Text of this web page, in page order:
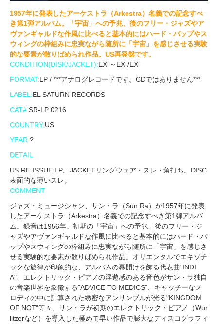
1957年に発表したアーケストラ（Arkestra）名義での記念すべ
き第1弾アルバム。「宇宙」への予兆、後のフリー・ジャズやア
ヴァンギャルドな作風に比べると基本的にはハード・バップやス
ウィングの枠組みに忠実ながら随所に「宇宙」を感じさせる実験
的な要素が散りばめられ作品。US再発盤です。
CONDITION(DISK/JACKET):EX-～EX-/EX-
FORMAT:LP / ***アナログレコードです。CDではありません***
LABEL:EL SATURN RECORDS
CAT#:SR-LP 0216
COUNTRY:US
YEAR:?
DETAIL
US RE-ISSUE LP。JACKETリングウェア・スレ・角打ち。DISC
表面的な薄いスレ。
COMMENT
ジャズ・ミュージシャン、サン・ラ（Sun Ra）が1957年に発表
したアーケストラ（Arkestra）名義での記念すべき第1弾アルバ
ム。録音は1956年。初期の「宇宙」への予兆、後のフリー・ジ
ャズやアヴァンギャルドな作風に比べると基本的にはハード・バ
ップやスウィングの枠組みに忠実ながら随所に「宇宙」を感じさ
せる実験的な要素が散りばめられ作品。オリエンタルでエキゾチ
ックな旋律が印象的な、アルバムの幕開けを飾る代表曲"INDI
A"、エレクトリック・ピアノの浮遊感のある音色がサン・ラ独自
の音楽世界を象徴する"ADVICE TO MEDICS"、キャッチーなメ
ロディの中に計算された緻密なアンサンブルが光る"KINGDOM
OF NOT"等々、サン・ラが初期のエレクトリック・ピアノ（Wur
litzerなど）を導入した極めて早い作品で膨大なディスコグラフィ